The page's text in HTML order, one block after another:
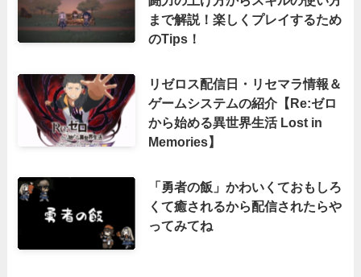
まで解説！楽しくプレイするため
のTips！
リゼロス配信日・リセマラ情報＆
ゲームシステムの紹介【Re:ゼロ
から始める異世界生活 Lost in
Memories】
「勇者の飯」かわいくておもしろ
くて癒されるから配信されたらや
ってみてね